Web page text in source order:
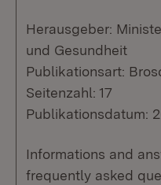
Herausgeber:
und Gesundheit
Publikationsart:
Seitenzahl: 17
Publikationsdatum:
Informations and
frequently asked